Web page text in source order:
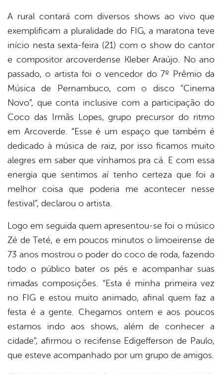
A rural contará com diversos shows ao vivo que
exemplificam a pluralidade do FIG, a maratona teve
início nesta sexta-feira (21) com o show do cantor
e compositor arcoverdense Kleber Araújo. No ano
passado, o artista foi o vencedor do 7º Prêmio da
Música de Pernambuco, com o disco “Cinema
Novo”, que conta inclusive com a participação do
Coco das Irmãs Lopes, grupo precursor do ritmo
em Arcoverde. “Esse é um espaço que também é
dedicado à música de raiz, por isso ficamos muito
alegres em saber que vínhamos pra cá. E com essa
energia que sentimos aí tenho certeza que foi a
melhor coisa que poderia me acontecer nesse
festival”, declarou o artista.
Logo em seguida quem apresentou-se foi o músico
Zé de Teté, e em poucos minutos o limoeirense de
73 anos mostrou o poder do coco de roda, fazendo
todo o público bater os pés e acompanhar suas
rimadas composições. “Esta é minha primeira vez
no FIG e estou muito animado, afinal quem faz a
festa é a gente. Chegamos ontem e aos poucos
estamos indo aos shows, além de conhecer a
cidade”, afirmou o recifense Edigefferson de Paulo,
que esteve acompanhado por um grupo de amigos.